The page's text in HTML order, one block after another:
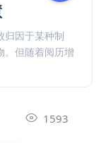
归因于某种制
。但随着阅历增
1593